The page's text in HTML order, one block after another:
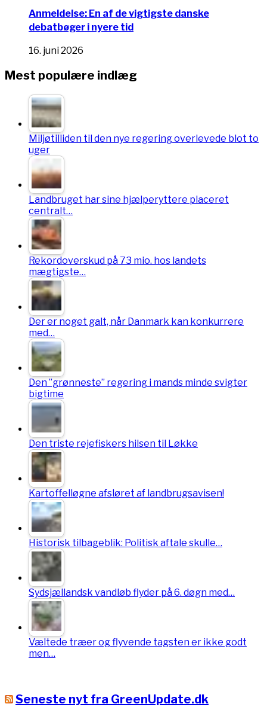
Anmeldelse: En af de vigtigste danske
debatbøger i nyere tid
16. juni 2026
Mest populære indlæg
Miljøtilliden til den nye regering overlevede blot to
uger
Landbruget har sine hjælperyttere placeret
centralt…
Rekordoverskud på 73 mio. hos landets
mægtigste…
Der er noget galt, når Danmark kan konkurrere
med…
Den ”grønneste” regering i mands minde svigter
bigtime
Den triste rejefiskers hilsen til Løkke
Kartoffelløgne afsløret af landbrugsavisen!
Historisk tilbageblik: Politisk aftale skulle…
Sydsjællandsk vandløb flyder på 6. døgn med…
Væltede træer og flyvende tagsten er ikke godt
men…
Seneste nyt fra GreenUpdate.dk